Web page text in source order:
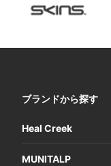
ブランドから探す
Heal Creek
MUNITALP